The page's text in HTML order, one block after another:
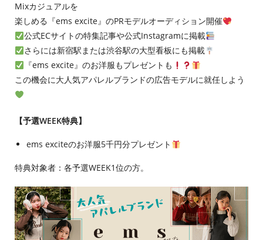
Mixカジュアルを
楽しめる『ems excite』のPRモデルオーディション開催
公式ECサイトの特集記事や公式Instagramに掲載
さらには新宿駅または渋谷駅の大型看板にも掲載
『ems excite』のお洋服もプレゼントも
この機会に大人気アパレルブランドの広告モデルに就任しよう
【予選WEEK特典】
ems exciteのお洋服5千円分プレゼント
特典対象者：各予選WEEK1位の方。